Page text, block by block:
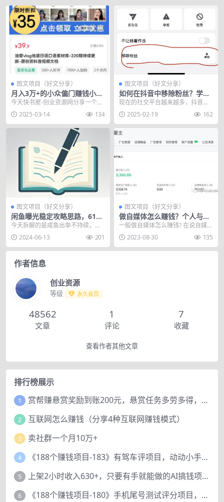
图文项目（好文分享）
月入3万+的小众偏门赚钱小生
意之语言
今天快书屋-创业资源网分享一个月
入3万+的小众偏门赚钱小生意之语
言，在我们国家外...
2025-03-14 134
图文项目（好文分享）
如何在抖音中移除粉丝？学会
这个技巧，轻松找到消失的关
注者
现在的社交平台越来越多，抖音是
其中一个，我们可以在抖音里去关
注别人，查看别人的信...
2025-02-19 162
图文项目（好文分享）
闲鱼曝光稳定攻略思路，618
利用小刀快速加入会场
今天拆解的是咸鱼出单不持续，店
铺曝光不稳定，下滑严重怎么办？
以及咸鱼618卖家如...
2024-06-13 201
图文项目（好文分享）
做自媒体怎么赚钱？个人与企
业做有哪些变现方式
一般做自媒体怎么赚钱? 在说自媒体
怎么赚钱之前，还是说下自媒体是
啥。自媒体是自媒...
2023-08-30 135
作者信息
创业资源
等级 永久会员
48562
文章
1
评论
7
收藏
查看作者其他文章
排行榜展示
1 赏帮赚悬赏奖励到账200元，悬赏任务多劳多得，人人可做。
2 互联网怎么赚钱（分享4种互联网赚钱模式）
3 卖社群一个月10万+
4 《188个赚钱项目-183》有驾车评项目，动动小手，复制粘贴赚44元！
5 上架2小时收入630+，只要有手就能做的AI搞钱项目，奶奶看完都能学会!
6 《188个赚钱项目-180》手机尾号测试评分项目，短视频直播日赚200+